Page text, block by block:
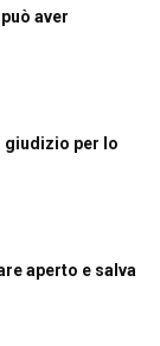
aver
giudizio per lo
aperto e salva